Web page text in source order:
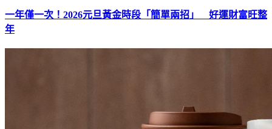
一年僅一次！2026元旦黃金時段「簡單兩招」 好運財富旺整
年